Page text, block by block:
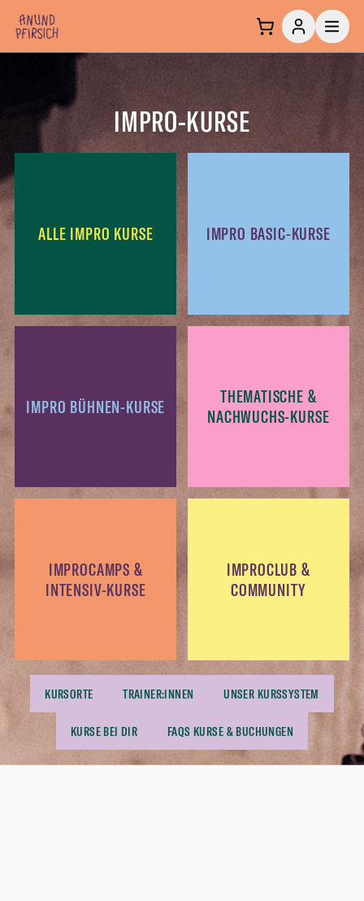
Zum Inhalt springen
IMPRO-KURSE
ALLE IMPRO KURSE IMPRO BASIC-KURSE
IMPRO BÜHNEN-KURSE
THEMATISCHE &
NACHWUCHS-KURSE
IMPROCAMPS &
INTENSIV-KURSE
IMPROCLUB &
COMMUNITY
KURSORTE TRAINER:INNEN UNSER KURSSYSTEM
KURSE BEI DIR FAQS KURSE & BUCHUNGEN